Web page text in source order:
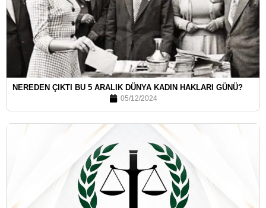
NEREDEN ÇIKTI BU 5 ARALIK DÜNYA KADIN HAKLARI GÜNÜ?
05/12/2024